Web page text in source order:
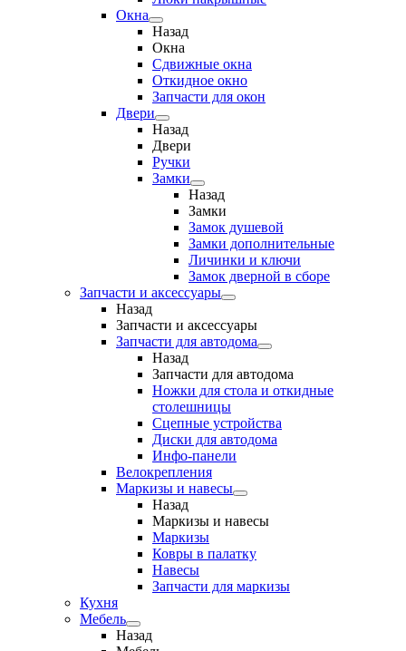
Окна
Назад
Окна
Сдвижные окна
Откидное окно
Запчасти для окон
Двери
Назад
Двери
Ручки
Замки
Назад
Замки
Замок душевой
Замки дополнительные
Личинки и ключи
Замок дверной в сборе
Запчасти и аксессуары
Назад
Запчасти и аксессуары
Запчасти для автодома
Назад
Запчасти для автодома
Ножки для стола и откидные
столешницы
Сцепные устройства
Диски для автодома
Инфо-панели
Велокрепления
Маркизы и навесы
Назад
Маркизы и навесы
Маркизы
Ковры в палатку
Навесы
Запчасти для маркизы
Кухня
Мебель
Назад